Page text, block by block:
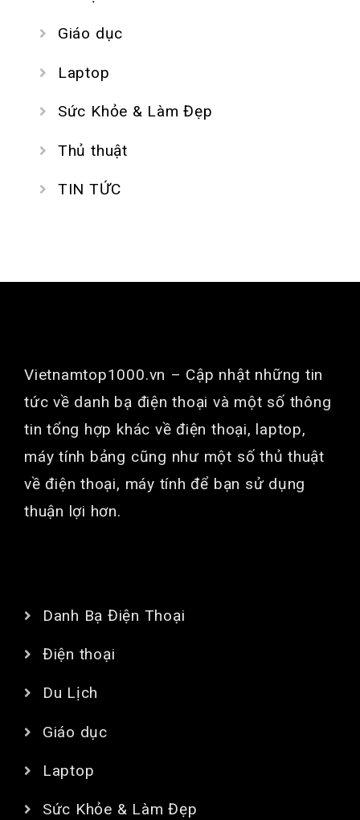
Giáo dục
Laptop
Sức Khỏe & Làm Đẹp
Thủ thuật
TIN TỨC
Vietnamtop1000.vn – Cập nhật những tin
tức về danh bạ điện thoại và một số thông
tin tổng hợp khác về điện thoại, laptop,
máy tính bảng cũng như một số thủ thuật
về điện thoại, máy tính để bạn sử dụng
thuận lợi hơn.
Danh Bạ Điện Thoại
Điện thoại
Du Lịch
Giáo dục
Laptop
Sức Khỏe & Làm Đẹp